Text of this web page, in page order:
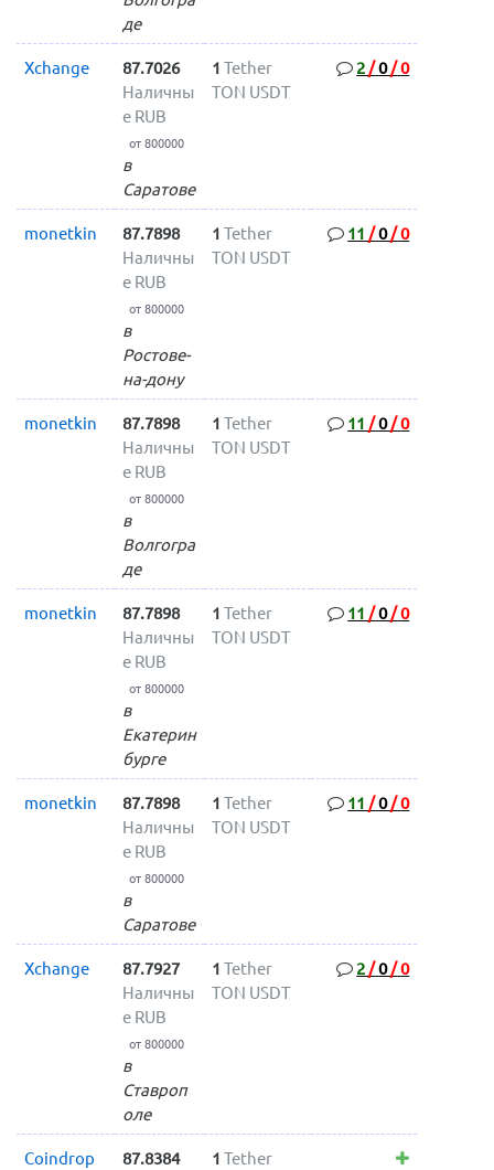
де
Xchange
87.7026
Наличны
е RUB
от 800000
в
Саратове
1 Tether
TON USDT
2 /0/0
monetkin
87.7898
Наличны
е RUB
от 800000
в
Ростове-
на-дону
1 Tether
TON USDT
11 /0/0
monetkin
87.7898
Наличны
е RUB
от 800000
в
Волгогра
де
1 Tether
TON USDT
11 /0/0
monetkin
87.7898
Наличны
е RUB
от 800000
в
Екатерин
бурге
1 Tether
TON USDT
11 /0/0
monetkin
87.7898
Наличны
е RUB
от 800000
в
Саратове
1 Tether
TON USDT
11 /0/0
Xchange
87.7927
Наличны
е RUB
от 800000
в
Ставроп
оле
1 Tether
TON USDT
2 /0/0
Coindrop
87.8384
1 Tether